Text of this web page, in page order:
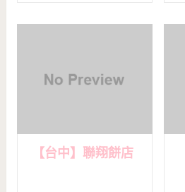
【台中】聯翔餅店